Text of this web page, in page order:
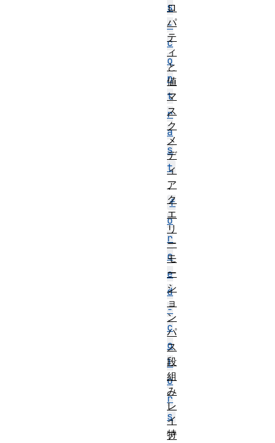
s
-
c
o
n
t
r
a
s
t
、
f
o
r
c
e
d
-
c
o
l
o
r
s
特
ロ
パ
テ
ィ
と
値
マ
ス
ク
メ
デ
ィ
ア
ク
エ
リ
ー
モ
ー
シ
ョ
ン
パ
ス
段
組
み
レ
イ
ア